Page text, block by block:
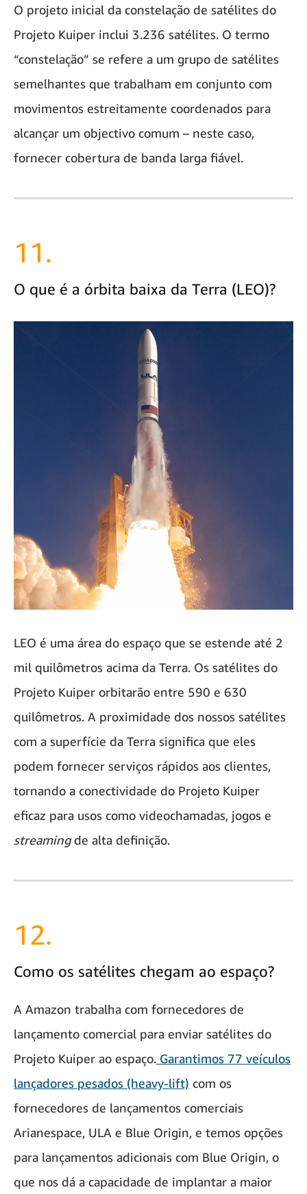
O projeto inicial da constelação de satélites do
Projeto Kuiper inclui 3.236 satélites. O termo
“constelação” se refere a um grupo de satélites
semelhantes que trabalham em conjunto com
movimentos estreitamente coordenados para
alcançar um objectivo comum – neste caso,
fornecer cobertura de banda larga fiável.
11.
O que é a órbita baixa da Terra (LEO)?
LEO é uma área do espaço que se estende até 2
mil quilômetros acima da Terra. Os satélites do
Projeto Kuiper orbitarão entre 590 e 630
quilômetros. A proximidade dos nossos satélites
com a superfície da Terra significa que eles
podem fornecer serviços rápidos aos clientes,
tornando a conectividade do Projeto Kuiper
eficaz para usos como videochamadas, jogos e
streamingde alta definição.
12.
Como os satélites chegam ao espaço?
A Amazon trabalha com fornecedores de
lançamento comercial para enviar satélites do
Projeto Kuiper ao espaço. Garantimos 77 veículos
lançadores pesados (heavy-lift) com os
fornecedores de lançamentos comerciais
Arianespace, ULA e Blue Origin, e temos opções
para lançamentos adicionais com Blue Origin, o
que nos dá a capacidade de implantar a maior